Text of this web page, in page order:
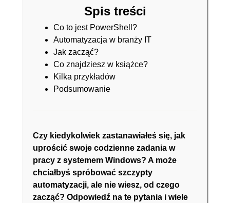
Spis treści
Co to jest PowerShell?
Automatyzacja w branży IT
Jak zacząć?
Co znajdziesz w książce?
Kilka przykładów
Podsumowanie
Czy kiedykolwiek zastanawiałeś się, jak
uprościć swoje codzienne zadania w
pracy z systemem Windows? A może
chciałbyś spróbować szczypty
automatyzacji, ale nie wiesz, od czego
zacząć? Odpowiedź na te pytania i wiele